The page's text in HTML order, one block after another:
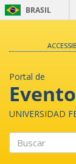
BRASIL
Portal de
UNIVERSIDAD